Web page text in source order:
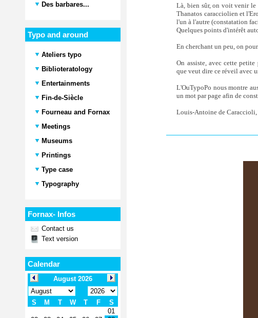
Des barbares...
Typo and around
Ateliers typo
Biblioteratology
Entertainments
Fin-de-Siècle
Fourneau and Fornax
Meetings
Museums
Printings
Type case
Typography
Fornax- Infos
Contact us
Text version
Calendar
Là, bien sûr, on voit venir
Thanatos caracciolien et
l'un à l'autre (constatation
Quelques points d'intérêt
En cherchant un peu, on
On assiste, avec cette
que veut dire ce réveil avec
L'OuTypoPo nous montre
un mot par page afin de
Louis-Antoine de